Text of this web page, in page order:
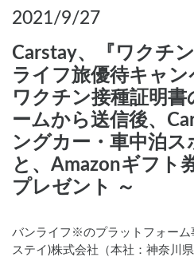
2021/9/27
Carstay、『ワクチ
ライフ旅優待キャン
ワクチン接種証明書
ームから送信後、
ングカー・車中泊
と、Amazonギフト
プレゼント ～
バンライフ※のプラットフォーム
ステイ)株式会社（本社：神奈川